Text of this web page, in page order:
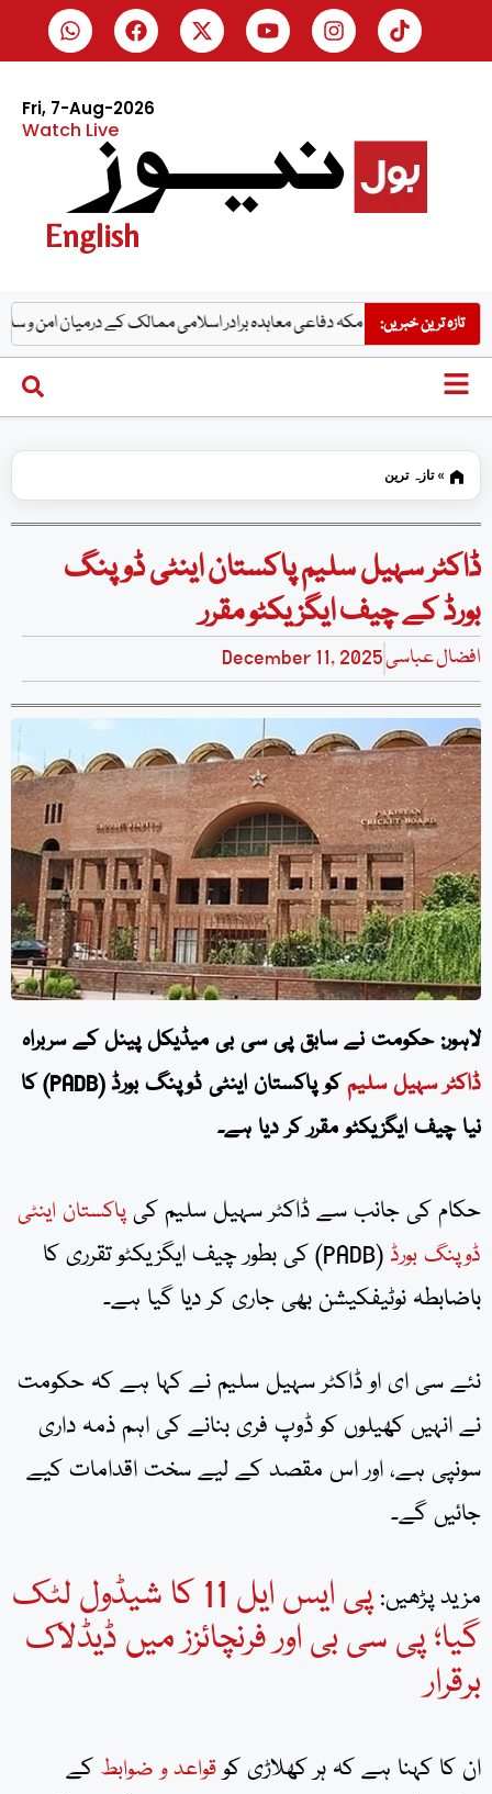
Fri, 7-Aug-2026
Watch Live
English
تازہ ترین خبریں:بحال مکہ دفاعی معاہدہ برادر اسلامی ممالک کے درمیان امن و سلامتی کے
»تازہ ترین
ڈاکٹر سہیل سلیم پاکستان اینٹی ڈوپنگ
بورڈ کے چیف ایگزیکٹو مقرر
افضال عباسیDecember 11, 2025
لاہور: حکومت نے سابق پی سی بی میڈیکل پینل کے سربراہ
ڈاکٹر سہیل سلیم
کو پاکستان اینٹی ڈوپنگ بورڈ (PADB) کا
نیا چیف ایگزیکٹو مقرر کر دیا ہے۔
حکام کی جانب سے ڈاکٹر سہیل سلیم کیپاکستان اینٹی
ڈوپنگ بورڈ
(PADB) کی بطور چیف ایگزیکٹو تقرری کا
باضابطہ نوٹیفکیشن بھی جاری کر دیا گیا ہے۔
نئے سی ای او ڈاکٹر سہیل سلیم نے کہا ہے کہ حکومت
نے انہیں کھیلوں کو ڈوپ فری بنانے کی اہم ذمہ داری
سونپی ہے، اور اس مقصد کے لیے سخت اقدامات کیے
جائیں گے۔
مزید پڑھیں:
پی ایس ایل 11 کا شیڈول لٹک
گیا؛ پی سی بی اور فرنچائزز میں ڈیڈلاک
برقرار
ان کا کہنا ہے کہ ہر کھلاڑی کو قواعد و ضوابط کے